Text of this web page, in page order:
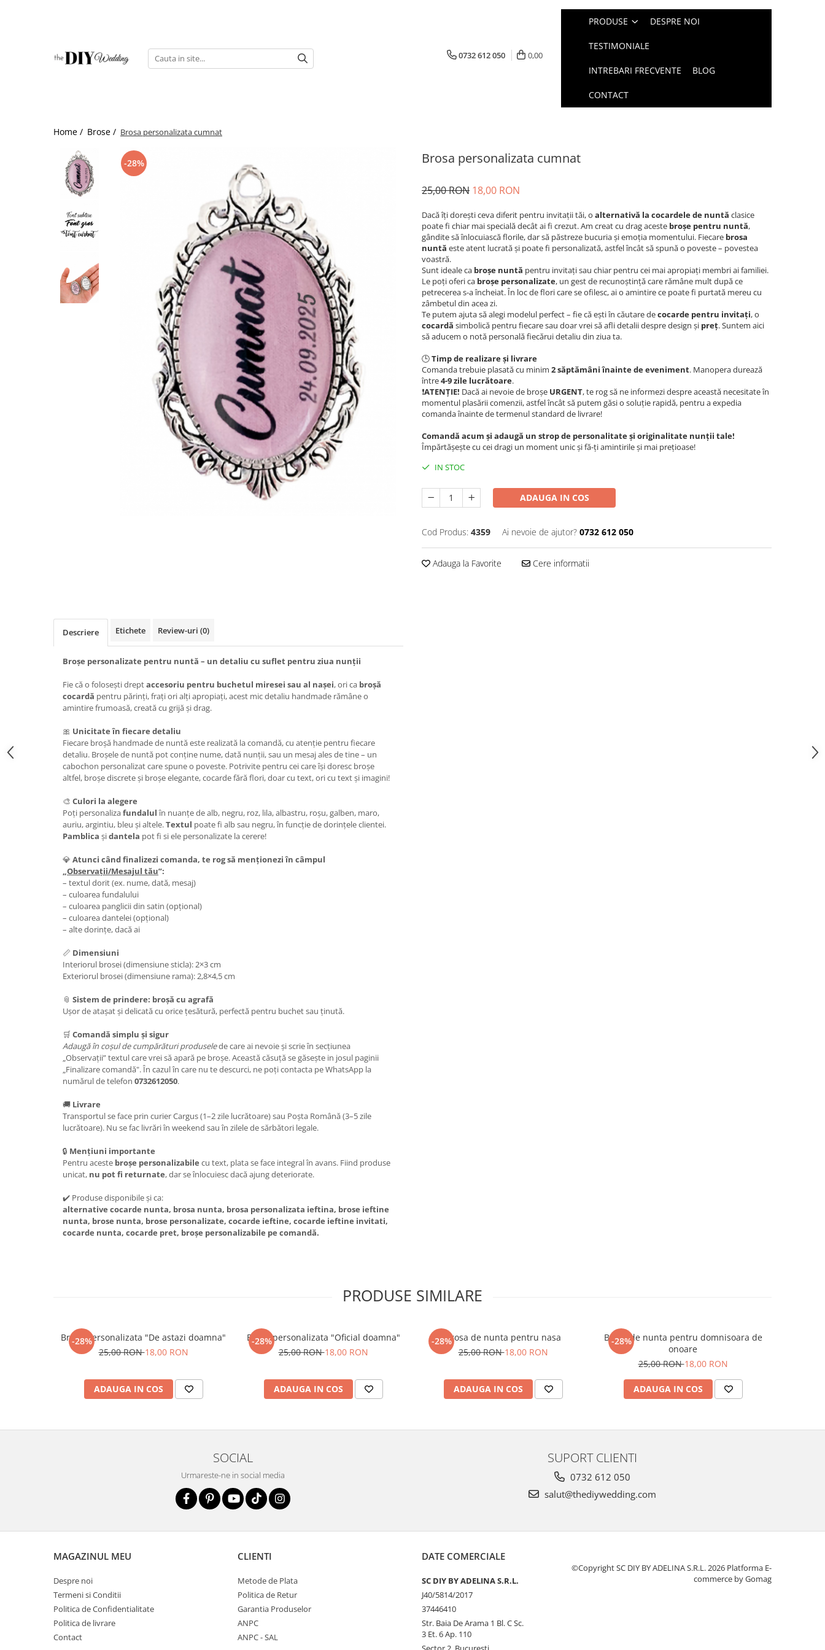
Pentru barbati
0732 612 050 0,00
PRODUSE DESPRE NOI
TESTIMONIALE
INTREBARI FRECVENTE BLOG
CONTACT
Home / Brose / Brosa personalizata cumnat
Brosa personalizata cumnat
-28%
25,00 RON 18,00 RON
Dacă îți dorești ceva diferit pentru invitații tăi, o alternativă la cocardele de nuntă clasice
poate fi chiar mai specială decât ai fi crezut. Am creat cu drag aceste broșe pentru nuntă,
gândite să înlocuiască florile, dar să păstreze bucuria și emoția momentului. Fiecare brosa
nuntă este atent lucrată și poate fi personalizată, astfel încât să spună o poveste – povestea
voastră.
Sunt ideale ca broșe nuntă pentru invitați sau chiar pentru cei mai apropiați membri ai familiei.
Le poți oferi ca broșe personalizate, un gest de recunoștință care rămâne mult după ce
petrecerea s-a încheiat. În loc de flori care se ofilesc, ai o amintire ce poate fi purtată mereu cu
zâmbetul din acea zi.
Te putem ajuta să alegi modelul perfect – fie că ești în căutare decocarde pentru invitați, o
cocardă simbolică pentru fiecare sau doar vrei să afli detalii despre design și preț. Suntem aici
să aducem o notă personală fiecărui detaliu din ziua ta.
🕒Timp de realizare și livrare
Comanda trebuie plasată cu minim 2 săptămâni înainte de eveniment. Manopera durează
între4-9zile lucrătoare.
❗️ATENȚIE! Dacă ai nevoie de broșe URGENT, te rog să ne informezi despre această necesitate în
momentul plasării comenzii, astfel încât să putem găsi o soluție rapidă, pentru a expedia
comanda înainte de termenul standard de livrare!
Comandă acum și adaugă un strop de personalitate și originalitate nunții tale!
Împărtășește cu cei dragi un moment unic și fă-ți amintirile și mai prețioase!
IN STOC
ADAUGA IN COS
Cod Produs: 4359 Ai nevoie de ajutor? 0732 612 050
Adauga la Favorite Cere informatii
Descriere Etichete Review-uri (0)
Broșe personalizate pentru nuntă – un detaliu cu suflet pentru ziua nunții
Fie că o folosești dreptaccesoriu pentru buchetul miresei sau al nașei, ori ca broșă
cocardă pentru părinți, frați ori alți apropiați, acest mic detaliu handmade rămâne o
amintire frumoasă, creată cu grijă și drag.
🎀 Unicitate în fiecare detaliu
Fiecare broșă handmade de nuntă este realizată la comandă, cu atenție pentru fiecare
detaliu. Broșele de nuntă pot conține nume, dată nunții, sau un mesaj ales de tine – un
cabochon personalizat care spune o poveste. Potrivite pentru cei care își doresc broșe
altfel, broșe discrete și broșe elegante, cocarde fără flori, doar cu text, ori cu text și imagini!
🎨 Culori la alegere
Poți personalizafundalulîn nuanțe de alb, negru, roz, lila, albastru, roșu, galben, maro,
auriu, argintiu, bleu și altele.Textul poate fi alb sau negru, în funcție de dorințele clientei.
Pamblica șidantela pot fi si ele personalizate la cerere!
💎 Atunci când finalizezi comanda, te rog să menționezi în câmpul
„Observații/Mesajul tău”:
– textul dorit (ex. nume, dată, mesaj)
– culoarea fundalului
– culoarea panglicii din satin (opțional)
– culoarea dantelei (opțional)
– alte dorințe, dacă ai
📏 Dimensiuni
Interiorul brosei (dimensiune sticla): 2×3 cm
Exteriorul brosei (dimensiune rama): 2,8×4,5 cm
📎 Sistem de prindere: broșă cu agrafă
Ușor de atașat și delicată cu orice țesătură, perfectă pentru buchet sau ținută.
🛒 Comandă simplu și sigur
Adaugă în coșul de cumpărături produselede care ai nevoie și scrie în secțiunea
„Observații” textul care vrei să apară pe broșe. Această căsuță se găsește in josul paginii
„Finalizare comandă". În cazul în care nu te descurci, ne poți contacta pe WhatsApp la
numărul de telefon 0732612050.
🚚 Livrare
Transportul se face prin curier Cargus (1–2 zile lucrătoare) sau Poșta Română (3–5 zile
lucrătoare). Nu se fac livrări în weekend sau în zilele de sărbători legale.
🔒 Mențiuni importante
Pentru aceste broșe personalizabile cu text, plata se face integral în avans. Fiind produse
unicat, nu pot fi returnate, dar se înlocuiesc dacă ajung deteriorate.
✔️ Produse disponibile și ca:
alternative cocarde nunta, brosa nunta, brosa personalizata ieftina, brose ieftine
nunta, brose nunta, brose personalizate, cocarde ieftine, cocarde ieftine invitati,
cocarde nunta, cocarde pret, broșe personalizabile pe comandă.
PRODUSE SIMILARE
-28%
Brosa personalizata "De astazi doamna"
25,00 RON18,00 RON
ADAUGA IN COS
-28%
Brosa personalizata "Oficial doamna"
25,00 RON18,00 RON
ADAUGA IN COS
-28%Brosa de nunta pentru nasa
25,00 RON18,00 RON
ADAUGA IN COS
-28%
Brosa de nunta pentru domnisoara de
onoare
25,00 RON18,00 RON
ADAUGA IN COS
SOCIAL
Urmareste-ne in social media
SUPORT CLIENTI
0732 612 050
salut@thediywedding.com
MAGAZINUL MEU
Despre noi
Termeni si Conditii
Politica de Confidentialitate
Politica de livrare
Contact
CLIENTI
Metode de Plata
Politica de Retur
Garantia Produselor
ANPC
ANPC - SAL
DATE COMERCIALE
SC DIY BY ADELINA S.R.L.
J40/5814/2017
37446410
Str. Baia De Arama 1 Bl. C Sc.
3 Et. 6 Ap. 110
©Copyright SC DIY BY ADELINA S.R.L. 2026 Platforma E-
commerce by Gomag